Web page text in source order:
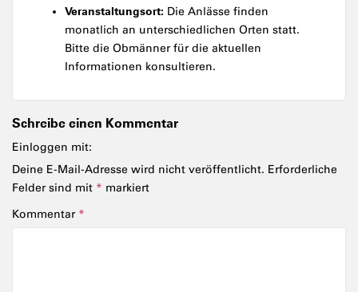
Veranstaltungsort: Die Anlässe finden
monatlich an unterschiedlichen Orten statt.
Bitte die Obmänner für die aktuellen
Informationen konsultieren.
Schreibe einen Kommentar
Einloggen mit:
Deine E-Mail-Adresse wird nicht veröffentlicht. Erforderliche
Felder sind mit * markiert
Kommentar *